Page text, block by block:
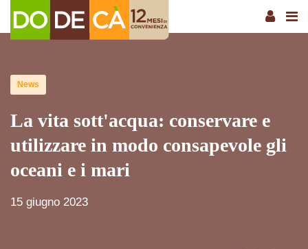
News
La vita sott'acqua: conservare e
utilizzare in modo consapevole gli
oceani e i mari
15 giugno 2023